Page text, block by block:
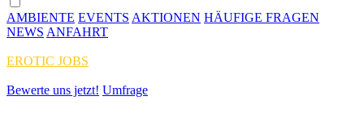
AMBIENTE EVENTS AKTIONEN HÄUFIGE FRAGEN
NEWS ANFAHRT
EROTIC JOBS
Bewerte uns jetzt! Umfrage